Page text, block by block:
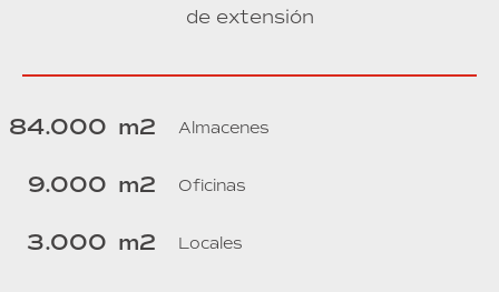
de extensión
84.000 m2 Almacenes
9.000 m2 Oficinas
3.000 m2 Locales